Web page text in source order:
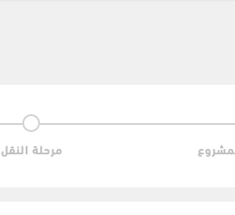
مرحلة النقل